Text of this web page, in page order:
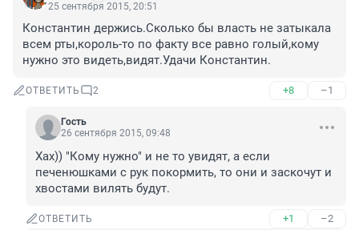
25 сентября 2015, 20:51
Константин держись.Сколько бы власть не затыкала
всем рты,король-то по факту все равно голый,кому
нужно это видеть,видят.Удачи Константин.
ОТВЕТИТЬ 2 +8 –1
Гость
26 сентября 2015, 09:48
Хах)) "Кому нужно" и не то увидят, а если
печенюшками с рук покормить, то они и заскочут и
хвостами вилять будут.
ОТВЕТИТЬ +1 –2